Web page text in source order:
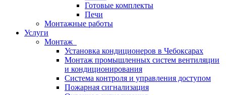
Готовые комплекты
Печи
Монтажные работы
Услуги
Монтаж
Установка кондиционеров в Чебоксарах
Монтаж промышленных систем вентиляции
и кондиционирования
Система контроля и управления доступом
Пожарная сигнализация